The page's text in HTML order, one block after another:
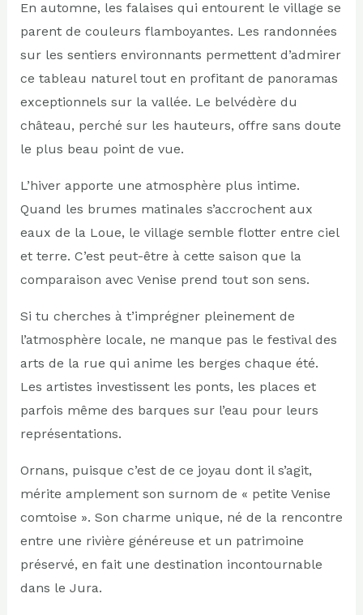
En automne, les falaises qui entourent le village se
parent de couleurs flamboyantes. Les randonnées
sur les sentiers environnants permettent d’admirer
ce tableau naturel tout en profitant de panoramas
exceptionnels sur la vallée. Le belvédère du
château, perché sur les hauteurs, offre sans doute
le plus beau point de vue.
L’hiver apporte une atmosphère plus intime.
Quand les brumes matinales s’accrochent aux
eaux de la Loue, le village semble flotter entre ciel
et terre. C’est peut-être à cette saison que la
comparaison avec Venise prend tout son sens.
Si tu cherches à t’imprégner pleinement de
l’atmosphère locale, ne manque pas le festival des
arts de la rue qui anime les berges chaque été.
Les artistes investissent les ponts, les places et
parfois même des barques sur l’eau pour leurs
représentations.
Ornans, puisque c’est de ce joyau dont il s’agit,
mérite amplement son surnom de « petite Venise
comtoise ». Son charme unique, né de la rencontre
entre une rivière généreuse et un patrimoine
préservé, en fait une destination incontournable
dans le Jura.